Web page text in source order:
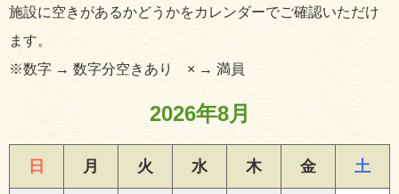
施設に空きがあるかどうかをカレンダーでご確認いただけ
ます。
※数字 → 数字分空きあり × → 満員
2026年8月
日 月 火 水 木 金 土